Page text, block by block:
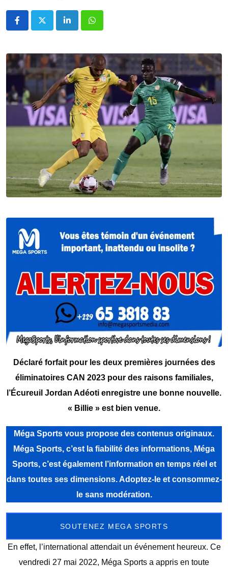
LinkedInWhatsapp
Déclaré forfait pour les deux premières journées des
éliminatoires CAN 2023 pour des raisons familiales,
l’Écureuil Jordan Adéoti enregistre une bonne nouvelle.
« Billie » est bien venue.
Méga Sports vous propose des contenus originaux.
Méga Sports, c’est la fiabilité des informations, Méga
Sports, c’est également l’information en temps réel et
dans toutes ses dimensions. Adoptez-le et consommez-
le sans modération.
SOUTENEZ MEGA SPORTS
En effet, l’international attendait un événement heureux. Ce
vendredi 27 mai 2022, Méga Sports a appris en toute